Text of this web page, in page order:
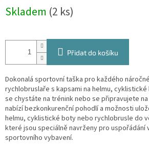
cena:
Skladem (2 ks)
Přidat do košíku
Dokonalá sportovní taška pro každého
rychlobruslaře s kapsami na helmu,
se chystáte na trénink nebo se připravujete
nabízí bezkonkurenční pohodlí a možnosti
helmu, cyklistické boty nebo rychlobrusle do
které jsou speciálně navrženy pro uspořádání
sportovního vybavení.